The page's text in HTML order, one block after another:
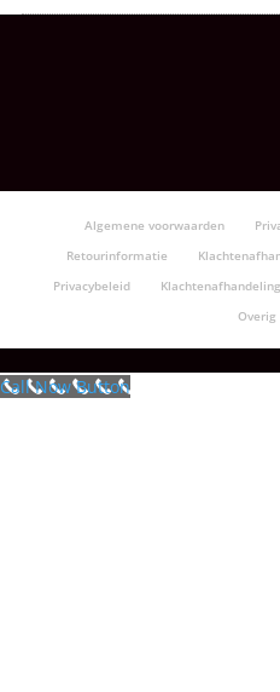
Algemene voorwaarden
Retourinformatie
Privacybeleid
Klachtenafhandeling
Overig
Call Now Button